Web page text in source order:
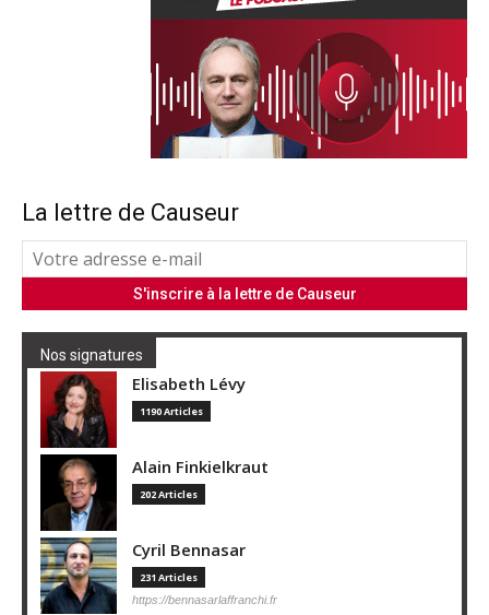
La lettre de Causeur
Nos signatures
Elisabeth Lévy
1190 Articles
Alain Finkielkraut
202 Articles
Cyril Bennasar
231 Articles
https://bennasarlaffranchi.fr